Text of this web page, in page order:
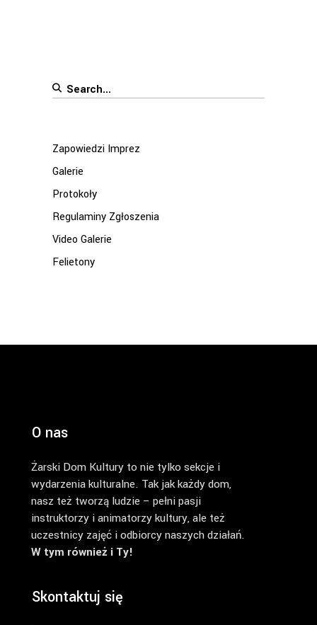
Search
Zapowiedzi Imprez
Galerie
Protokoły
Regulaminy Zgłoszenia
Video Galerie
Felietony
O nas
Żarski Dom Kultury to nie tylko sekcje i
wydarzenia kulturalne. Tak jak każdy dom,
nasz też tworzą ludzie – pełni pasji
instruktorzy i animatorzy kultury, ale też
uczestnicy zajęć i odbiorcy naszych działań.
W tym również i Ty!
Skontaktuj się